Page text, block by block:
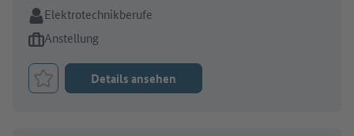
Branche:
Elektrotechnikberufe
Art des Jobangebots:
Anstellung
Job merken
Details ansehen